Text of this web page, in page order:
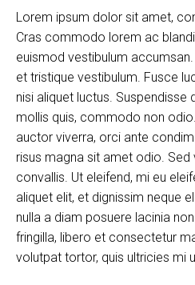
Lorem ipsum dolor sit amet,
Cras commodo lorem ac
euismod vestibulum
et tristique vestibulum. Fusce
nisi aliquet luctus. Suspendisse
mollis quis, commodo non
auctor viverra, orci ante
risus magna sit amet odio. Sed
convallis. Ut eleifend, mi eu
aliquet elit, et dignissim neque
nulla a diam posuere lacinia
fringilla, libero et consectetur
volutpat tortor, quis ultricies mi